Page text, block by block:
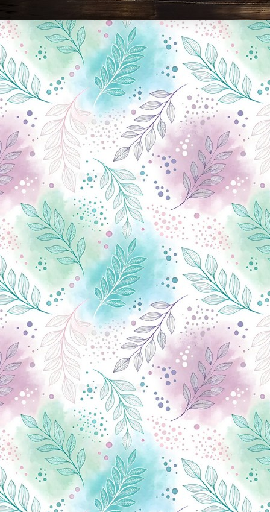
Новини Чернігова, Чернігівські новини, Чернігівський формат, новини Чернігова, події в Чернігові: політика, економіка, аналітика, культура, відеоновини, екологія, спортивний Чернігів, туризм, Чернігів